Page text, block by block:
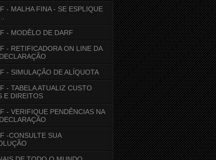
- MALHA FINA - SE ESPLIQUE
- MODÊLO DE DARF
- RETIFICADORA ON LINE DA
- SIMULAÇÃO DE ALÍQUOTA
- TABELA ATUALIZ CUSTO
E DIREITOS
- VERIFIQUE PENDÊNCIAS NA
-CONSULTE SUA